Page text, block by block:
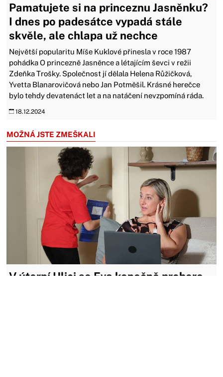
Pamatujete si na princeznu Jasněnku?
I dnes po padesátce vypadá stále
skvěle, ale chlapa už nechce
Největší popularitu Míše Kuklové přinesla v roce 1987
pohádka O princezně Jasněnce a létajícím ševci v režii
Zdeňka Trošky. Společnost jí dělala Helena Růžičková,
Yvetta Blanarovičová nebo Jan Potměšil. Krásné herečce
bylo tehdy devatenáct let a na natáčení nevzpomíná ráda.
18.12.2024
MOŽNÁ JSTE ZMEŠKALI
V úterní Ulici se Eva konečně probere.